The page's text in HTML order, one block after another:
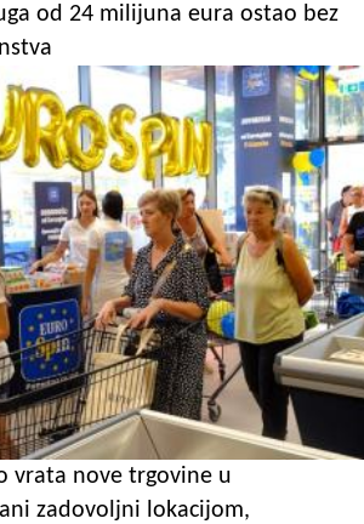
od 24 milijuna eura ostao bez
vrata nove trgovine u
zadovoljni lokacijom,